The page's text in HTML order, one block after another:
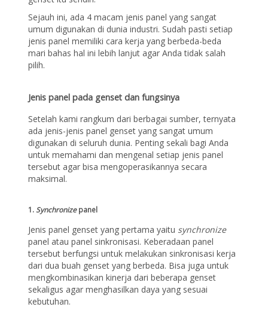
Sejauh ini, ada 4 macam jenis panel yang sangat
umum digunakan di dunia industri. Sudah pasti setiap
jenis panel memiliki cara kerja yang berbeda-beda
mari bahas hal ini lebih lanjut agar Anda tidak salah
pilih.
Jenis panel pada genset dan fungsinya
Setelah kami rangkum dari berbagai sumber, ternyata
ada jenis-jenis panel genset yang sangat umum
digunakan di seluruh dunia. Penting sekali bagi Anda
untuk memahami dan mengenal setiap jenis panel
tersebut agar bisa mengoperasikannya secara
maksimal.
1. Synchronizepanel
Jenis panel genset yang pertama yaitu synchronize
panel atau panel sinkronisasi. Keberadaan panel
tersebut berfungsi untuk melakukan sinkronisasi kerja
dari dua buah genset yang berbeda. Bisa juga untuk
mengkombinasikan kinerja dari beberapa genset
sekaligus agar menghasilkan daya yang sesuai
kebutuhan.